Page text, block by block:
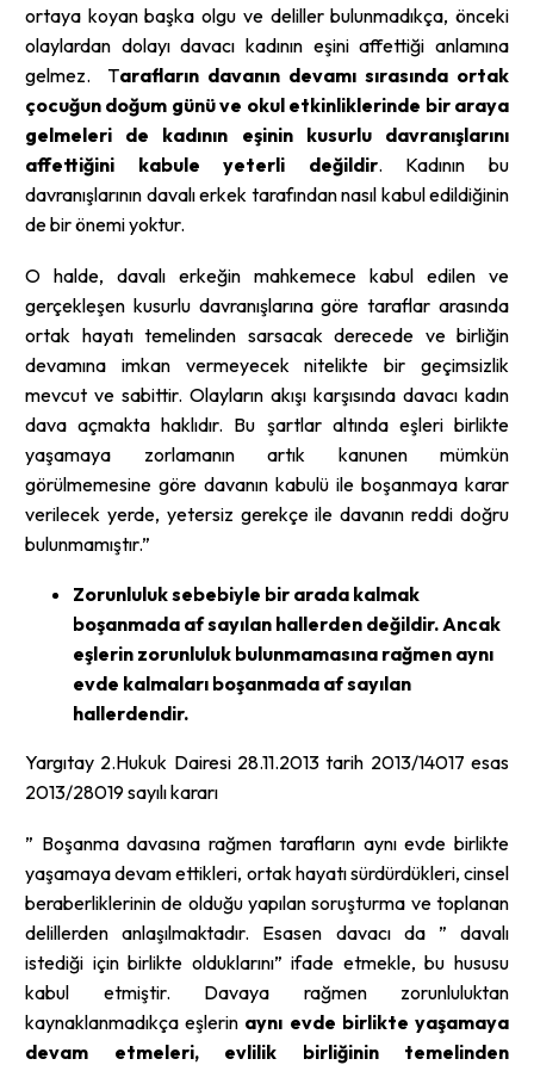
ortaya koyan başka olgu ve deliller bulunmadıkça, önceki
olaylardan dolayı davacı kadının eşini affettiği anlamına
gelmez. Tarafların davanın devamı sırasında ortak
çocuğun doğum günü ve okul etkinliklerinde bir araya
gelmeleri de kadının eşinin kusurlu davranışlarını
affettiğini kabule yeterli değildir. Kadının bu
davranışlarının davalı erkek tarafından nasıl kabul edildiğinin
de bir önemi yoktur.
O halde, davalı erkeğin mahkemece kabul edilen ve
gerçekleşen kusurlu davranışlarına göre taraflar arasında
ortak hayatı temelinden sarsacak derecede ve birliğin
devamına imkan vermeyecek nitelikte bir geçimsizlik
mevcut ve sabittir. Olayların akışı karşısında davacı kadın
dava açmakta haklıdır. Bu şartlar altında eşleri birlikte
yaşamaya zorlamanın artık kanunen mümkün
görülmemesine göre davanın kabulü ile boşanmaya karar
verilecek yerde, yetersiz gerekçe ile davanın reddi doğru
bulunmamıştır.”
Zorunluluk sebebiyle bir arada kalmak
boşanmada af sayılan hallerden değildir. Ancak
eşlerin zorunluluk bulunmamasına rağmen aynı
evde kalmaları boşanmada af sayılan
hallerdendir.
Yargıtay 2.Hukuk Dairesi 28.11.2013 tarih 2013/14017 esas
2013/28019 sayılı kararı
” Boşanma davasına rağmen tarafların aynı evde birlikte
yaşamaya devam ettikleri, ortak hayatı sürdürdükleri, cinsel
beraberliklerinin de olduğu yapılan soruşturma ve toplanan
delillerden anlaşılmaktadır. Esasen davacı da ” davalı
istediği için birlikte olduklarını” ifade etmekle, bu hususu
kabul etmiştir. Davaya rağmen zorunluluktan
kaynaklanmadıkça eşlerin aynı evde birlikte yaşamaya
devam etmeleri, evlilik birliğinin temelinden